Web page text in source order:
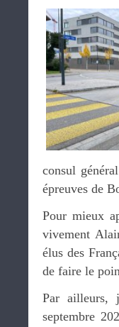
consul
épreuves de
Pour mieux
vivement
élus des
de faire le
Par ailleurs,
septembre